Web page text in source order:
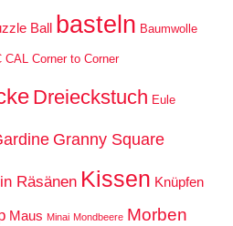
Ball basteln Baumwolle
CAL Corner to Corner
Dreieckstuch Eule
Granny Square
Räsänen Kissen Knüpfen
Maus Minai Mondbeere Morben